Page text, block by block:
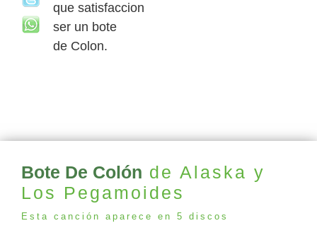
que satisfaccion
ser un bote
de Colon.
Bote De Colón de Alaska y
Los Pegamoides
Esta canción aparece en 5 discos